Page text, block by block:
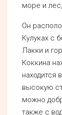
море и
Он
Кулуках с
Лакки и
Коккина
находится
высокую
можно
также с